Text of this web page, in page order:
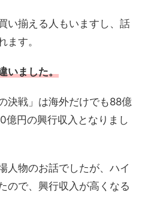
い揃える人もいますし、話
ます。
いました。
決戦」は海外だけでも88億
億円の興行収入となりまし
人物のお話でしたが、ハイ
ので、興行収入が高くなる